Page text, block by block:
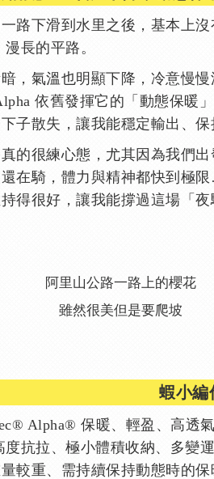
路下滑到水里之後，基本上沒
長的平路。
，氣溫也明顯下降，冷意慢慢
依舊發揮它的「動態保暖
子散失，讓我能穩定輸出、保
的很練心態，尤其因為我們出
在騎，體力與精神都快到極
得很好，讓我能撐過這場「夜
阿里山公路一路上的櫻花
雖然很美但是要爬坡
蝦小編
Alpha® 保暖、輕盈、高透
度抗拉、極小體積收納、多變
較重、需持續保持動態時的保